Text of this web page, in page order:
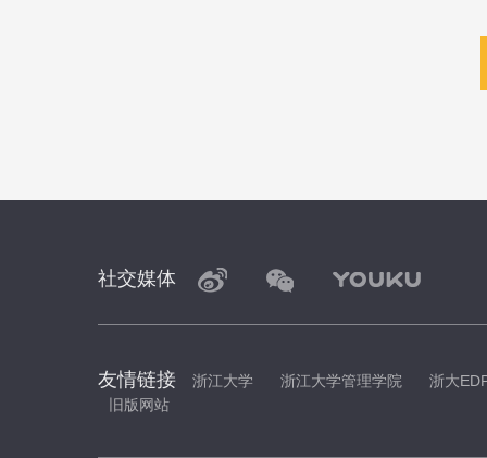
社交媒体
友情链接 浙江大学 浙江大学管理学院
浙大
旧版网站